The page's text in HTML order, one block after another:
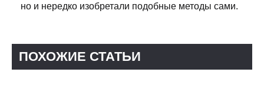
но и нередко изобретали подобные методы сами.
ПОХОЖИЕ СТАТЬИ